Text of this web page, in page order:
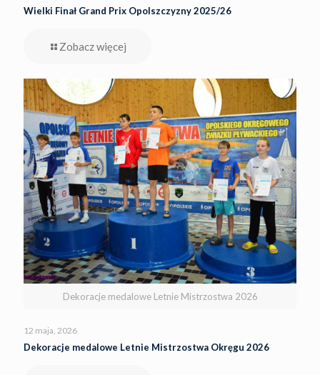
Wielki Finał Grand Prix Opolszczyzny 2025/26
Zobacz więcej
Dekoracje medalowe Letnie Mistrzostwa 2026
12 maja, 2026
Dekoracje medalowe Letnie Mistrzostwa Okręgu 2026